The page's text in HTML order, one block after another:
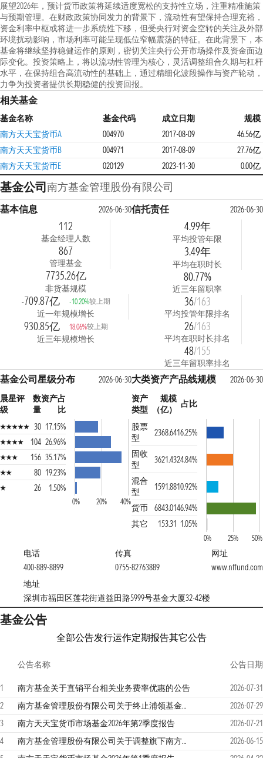
展望2026年，预计货币政策将延续适度宽松的支持性立场，注重精准施策
与预期管理。在财政政策协同发力的背景下，流动性有望保持合理充裕，
资金利率中枢或将进一步系统性下移，但受央行对资金空转的关注及外部
环境扰动影响，市场利率可能呈现低位窄幅震荡的特征。在此背景下，本
基金将继续坚持稳健运作的原则，密切关注央行公开市场操作及资金面边
际变化。投资策略上，将以流动性管理为核心，灵活调整组合久期与杠杆
水平，在保持组合高流动性的基础上，通过精细化波段操作与资产轮动，
力争为投资者提供长期稳健的投资回报。
相关基金
基金名称 基金代码 成立日期
规模
南方天天宝货币A
004970 2017-08-09
46.56亿
南方天天宝货币B
004971 2017-08-09
27.76亿
南方天天宝货币E
020129 2023-11-30 0.00亿
基金公司南方基金管理股份有限公司
基本信息 2026-06-30
112
基金经理人数
867
管理基金
7735.26亿
非货基规模
-709.87亿 -10.20%较上期
近一年规模增长
930.85亿 18.06%较上期
近三年规模增长
信托责任 2026-06-30
4.99年
平均投管年限
3.49年
平均在职时长
80.77%
近三年留职率
36/163
平均投管年限排名
26/163
平均在职时长排名
48/155
近三年留职率排名
基金公司星级分布
2026-06-30
晨星评
级
数
量
资产占
比
30 17.15%
104 26.96%
156 35.17%
80 19.23%
26
1.50%
0% 20% 40%
大类资产产品线规模
2026-06-30
资产
类型
规模
（亿）
占比
股票
型
2368.6416.25%
固收
型
3621.4324.84%
混合
型
1591.8810.92%
货币
6843.0146.94%
其它
153.31 1.05%
0% 25% 50%
电话
400-889-8899
传真
0755-82763889
网址
www.nffund.com
地址
深圳市福田区莲花街道益田路5999号基金大厦32-42楼
基金公告
全部公告发行运作定期报告其它公告
公告名称 公告日期
1 南方基金关于直销平台相关业务费率优惠的公告
2026-07-31
2
南方基金管理股份有限公司关于终止浦领基金销售有限公司办理本公司旗下基金销售业务的公告
2026-07-29
3
南方天天宝货币市场基金2026年第2季度报告
2026-07-21
4
南方基金管理股份有限公司关于调整旗下南方天天宝货币市场基金在部分销售机构的申购、定投和转换转入业务金额限制的公告
2026-06-15